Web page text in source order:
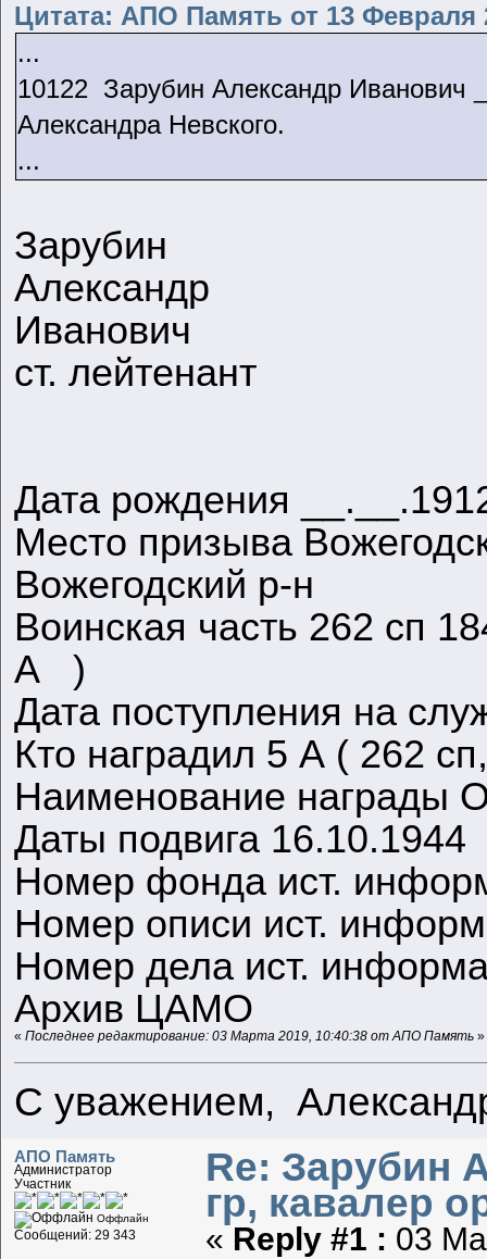
Цитата: АПО Память от 13 Февраля
...
10122 Зарубин Александр Иванович
Александра Невского.
...
Зарубин
Александр
Иванович
ст. лейтенант
Дата рождения
Место призыва
Вожегодский р-н
Воинская часть 262 сп
А )
Дата поступления на
Кто наградил 5 А ( 262
Наименование награды
Даты подвига 16.10.1944
Номер фонда ист.
Номер описи ист.
Номер дела ист.
Архив ЦАМО
« Последнее редактирование: 03 Марта 2019, 10:40:38 от АПО Память»
С уважением,
АПО Память
Администратор
Участник
Оффлайн
Сообщений: 29 343
Re: Зарубин
гр, кавалер
« Reply #1 : 03